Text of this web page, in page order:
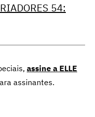
54:
assine a ELLE
assinantes.